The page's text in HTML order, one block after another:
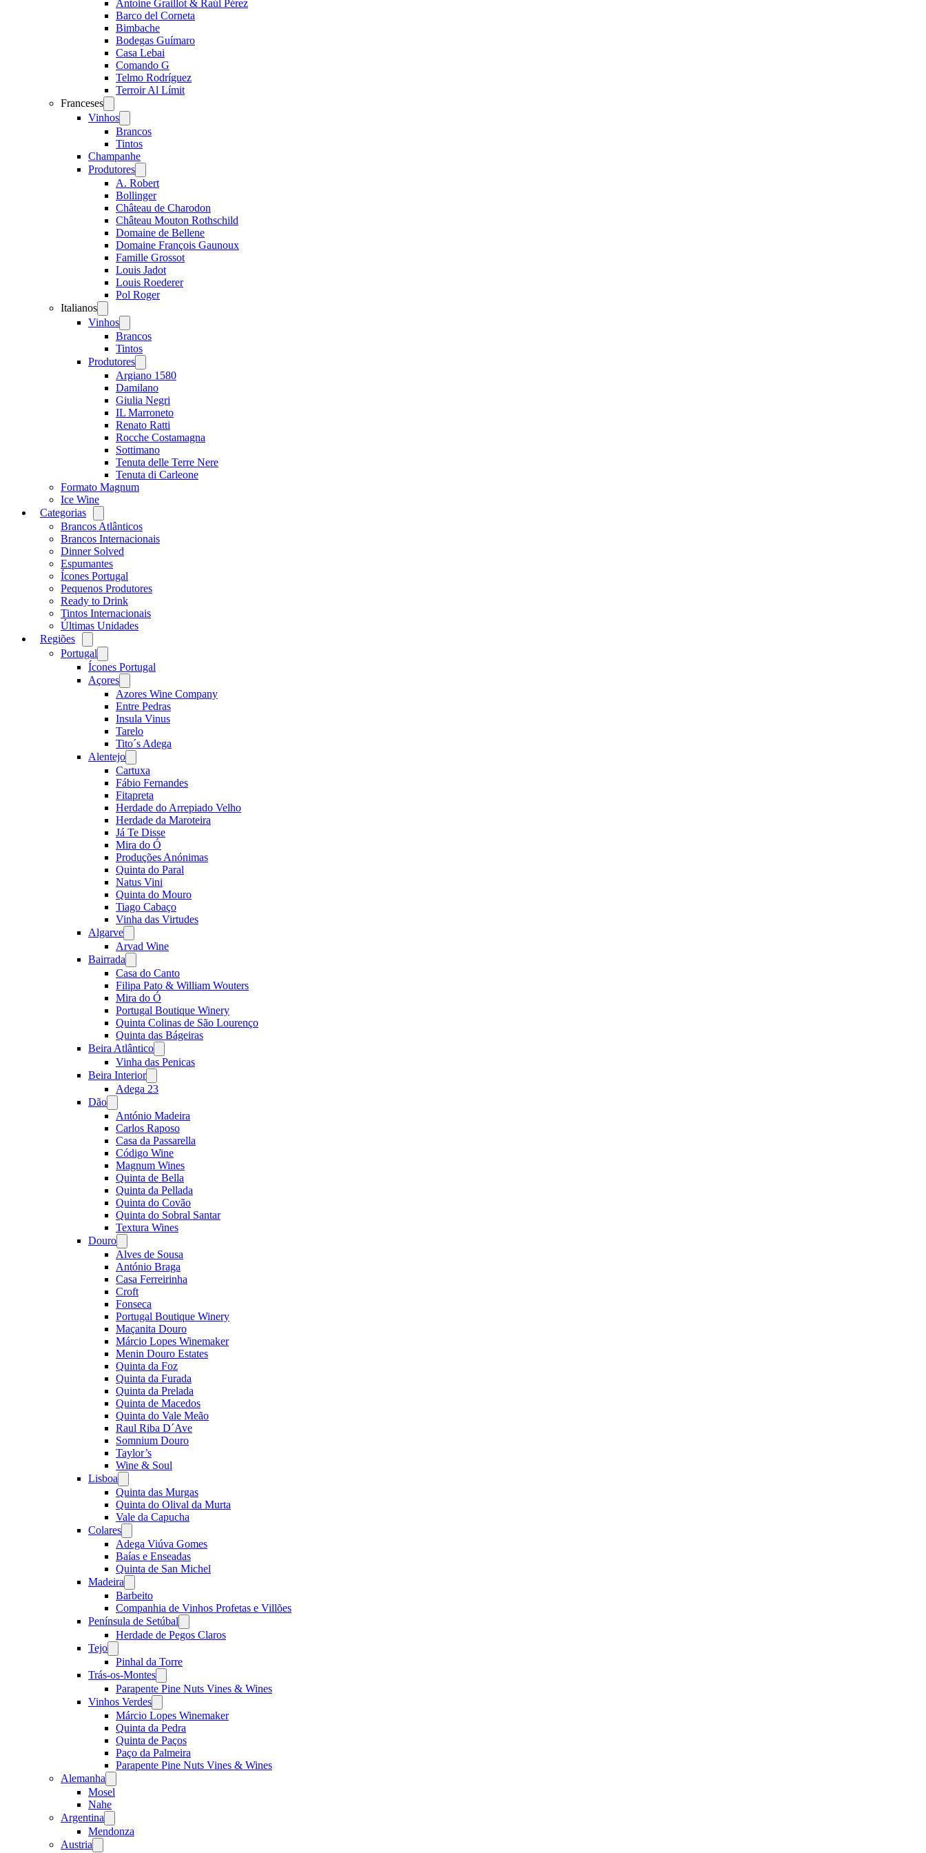
Antoine Graillot & Raúl Pérez
Barco del Corneta
Bimbache
Bodegas Guímaro
Casa Lebai
Comando G
Telmo Rodríguez
Terroir Al Límit
Franceses
menu
Vinhos
menu
Brancos
Tintos
Champanhe
Produtores
menu
A. Robert
Bollinger
Château de Charodon
Château Mouton Rothschild
Domaine de Bellene
Domaine François Gaunoux
Famille Grossot
Louis Jadot
Louis Roederer
Pol Roger
Italianos
menu
Vinhos
menu
Brancos
Tintos
Produtores
menu
Argiano 1580
Damilano
Giulia Negri
IL Marroneto
Renato Ratti
Rocche Costamagna
Sottimano
Tenuta delle Terre Nere
Tenuta di Carleone
Formato Magnum
Ice Wine
Categorias
menu
Brancos Atlânticos
Brancos Internacionais
Dinner Solved
Espumantes
Ícones Portugal
Pequenos Produtores
Ready to Drink
Tintos Internacionais
Últimas Unidades
Regiões
menu
Portugal
menu
Ícones Portugal
Açores
menu
Azores Wine Company
Entre Pedras
Insula Vinus
Tarelo
Tito´s Adega
Alentejo
menu
Cartuxa
Fábio Fernandes
Fitapreta
Herdade do Arrepiado Velho
Herdade da Maroteira
Já Te Disse
Mira do Ó
Produções Anónimas
Quinta do Paral
Natus Vini
Quinta do Mouro
Tiago Cabaço
Vinha das Virtudes
Algarve
menu
Arvad Wine
Bairrada
menu
Casa do Canto
Filipa Pato & William Wouters
Mira do Ó
Portugal Boutique Winery
Quinta Colinas de São Lourenço
Quinta das Bágeiras
Beira Atlântico
menu
Vinha das Penicas
Beira Interior
menu
Adega 23
Dão
menu
António Madeira
Carlos Raposo
Casa da Passarella
Código Wine
Magnum Wines
Quinta de Bella
Quinta da Pellada
Quinta do Covão
Quinta do Sobral Santar
Textura Wines
Douro
menu
Alves de Sousa
António Braga
Casa Ferreirinha
Croft
Fonseca
Portugal Boutique Winery
Maçanita Douro
Márcio Lopes Winemaker
Menin Douro Estates
Quinta da Foz
Quinta da Furada
Quinta da Prelada
Quinta de Macedos
Quinta do Vale Meão
Raul Riba D´Ave
Somnium Douro
Taylor’s
Wine & Soul
Lisboa
menu
Quinta das Murgas
Quinta do Olival da Murta
Vale da Capucha
Colares
menu
Adega Viúva Gomes
Baías e Enseadas
Quinta de San Michel
Madeira
menu
Barbeito
Companhia de Vinhos Profetas e Villões
Península de Setúbal
menu
Herdade de Pegos Claros
Tejo
menu
Pinhal da Torre
Trás-os-Montes
menu
Parapente Pine Nuts Vines & Wines
Vinhos Verdes
menu
Márcio Lopes Winemaker
Quinta da Pedra
Quinta de Paços
Paço da Palmeira
Parapente Pine Nuts Vines & Wines
Alemanha
menu
Mosel
Nahe
Argentina
menu
Mendonza
Austria